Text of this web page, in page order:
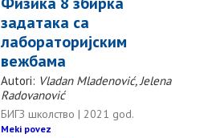
задатака са
лабораторијским
вежбама
Autori: Vladan Mladenović, Jelena
Radovanović
БИГЗ школство | 2021 god.
Meki povez